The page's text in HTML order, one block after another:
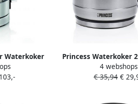
Waterkoker
Princess Waterkoker
Liter – 360°
RVS
4 webshops
€ 35,94€